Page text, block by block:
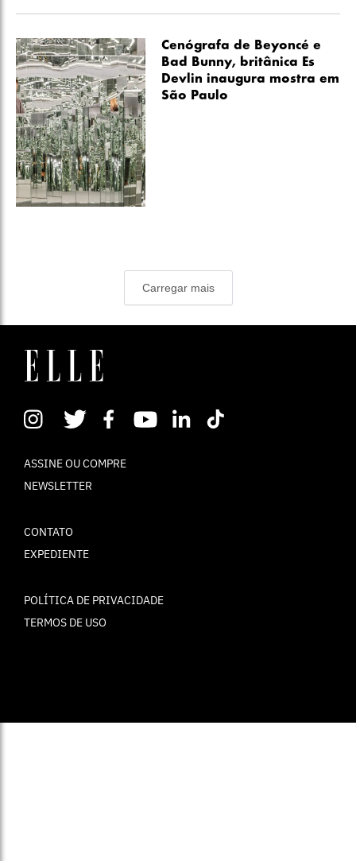
Cenógrafa de Beyoncé e
Bad Bunny, britânica Es
Devlin inaugura mostra em
São Paulo
Carregar mais
ASSINE OU COMPRE
NEWSLETTER
CONTATO
EXPEDIENTE
POLÍTICA DE PRIVACIDADE
TERMOS DE USO